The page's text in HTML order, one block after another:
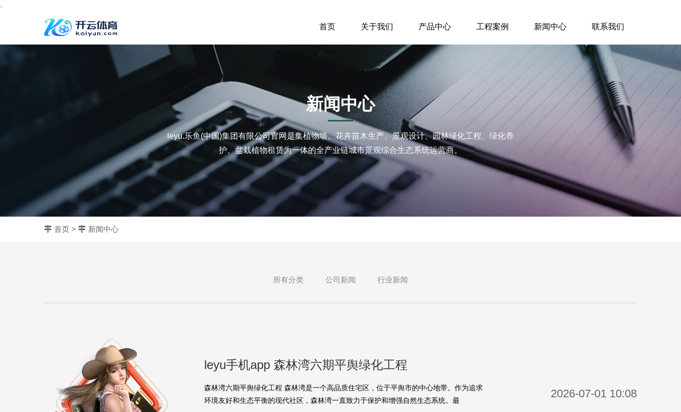
、
首页 关于我们 产品中心 工程案例 新闻中心 联系我们
新闻中心
leyu.乐鱼(中国)集团有限公司官网是集植物墙、花卉苗木生产、景观设计、园林绿化工程、绿化养
护、盆栽植物租赁为一体的全产业链城市景观综合生态系统运营商。
首页 > 新闻中心
所有分类 公司新闻 行业新闻
leyu手机app 森林湾六期平舆绿化工程
森林湾六期平舆绿化工程 森林湾是一个高品质住宅区，位于平舆市的中心地带。作为追求
环境友好和生态平衡的现代社区，森林湾一直致力于保护和增强自然生态系统。最
2026-07-01 10:08